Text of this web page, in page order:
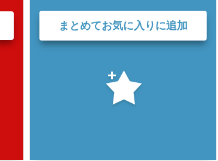
まとめてお気に入りに追加